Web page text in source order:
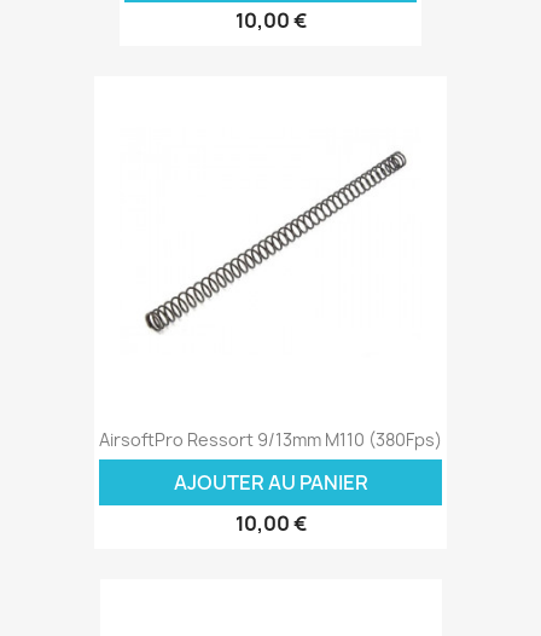
10,00 €
AirsoftPro Ressort 9/13mm M110 (380Fps)
AJOUTER AU PANIER
10,00 €